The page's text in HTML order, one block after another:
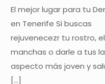
El mejor lugar para tu
en Tenerife Si buscas
rejuvenecezr tu rostro,
manchas o darle a tus
aspecto más joven y
[…]